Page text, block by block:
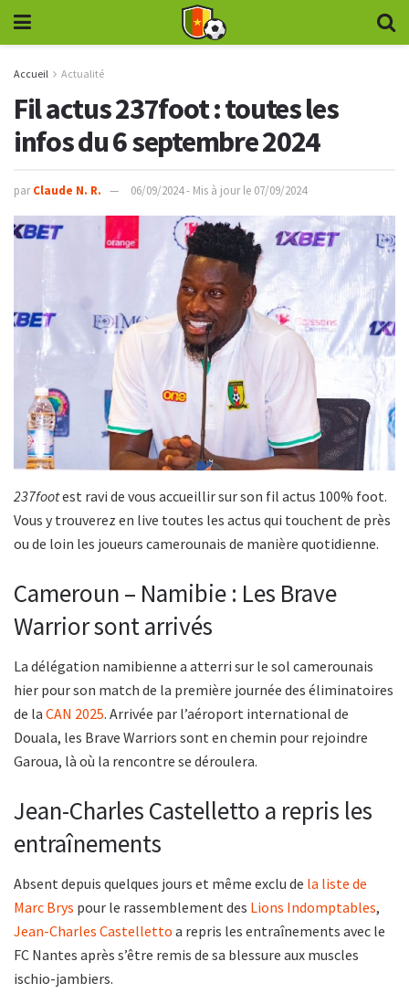
Accueil Actualité
Fil actus 237foot : toutes les
infos du 6 septembre 2024
par Claude N. R. 06/09/2024 - Mis à jour le 07/09/2024
237footest ravi de vous accueillir sur son fil actus 100% foot.
Vous y trouverez en live toutes les actus qui touchent de près
ou de loin les joueurs camerounais de manière quotidienne.
Cameroun – Namibie : Les Brave
Warrior sont arrivés
La délégation namibienne a atterri sur le sol camerounais
hier pour son match de la première journée des éliminatoires
de la CAN 2025. Arrivée par l’aéroport international de
Douala, les Brave Warriors sont en chemin pour rejoindre
Garoua, là où la rencontre se déroulera.
Jean-Charles Castelletto a repris les
entraînements
Absent depuis quelques jours et même exclu de la liste de
Marc Brys pour le rassemblement des Lions Indomptables,
Jean-Charles Castelletto a repris les entraînements avec le
FC Nantes après s’être remis de sa blessure aux muscles
ischio-jambiers.